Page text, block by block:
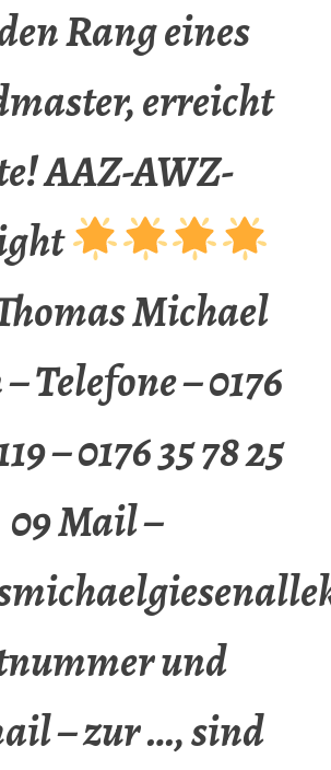
Rang eines
erreicht
AAZ-AWZ-
Michael
Telefone – 0176
– 0176 35 78 25
09 Mail –
und
– zur …, sind